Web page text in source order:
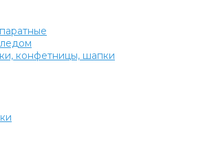
конфетницы, шапки